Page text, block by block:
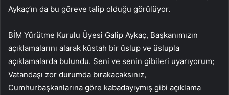
Aykaç’ın da bu göreve talip olduğu görülüyor.
BİM Yürütme Kurulu Üyesi Galip Aykaç, Başkanımızın
açıklamalarını alarak küstah bir üslup ve üslupla
açıklamalarda bulundu. Seni ve senin gibileri uyarıyorum;
Vatandaşı zor durumda bırakacaksınız,
Cumhurbaşkanlarına göre kabadayıymış gibi açıklama